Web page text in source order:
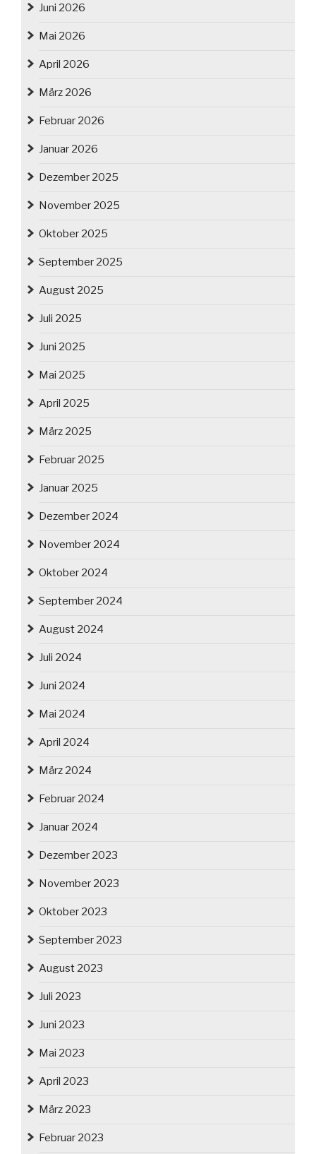
Juni 2026
Mai 2026
April 2026
März 2026
Februar 2026
Januar 2026
Dezember 2025
November 2025
Oktober 2025
September 2025
August 2025
Juli 2025
Juni 2025
Mai 2025
April 2025
März 2025
Februar 2025
Januar 2025
Dezember 2024
November 2024
Oktober 2024
September 2024
August 2024
Juli 2024
Juni 2024
Mai 2024
April 2024
März 2024
Februar 2024
Januar 2024
Dezember 2023
November 2023
Oktober 2023
September 2023
August 2023
Juli 2023
Juni 2023
Mai 2023
April 2023
März 2023
Februar 2023